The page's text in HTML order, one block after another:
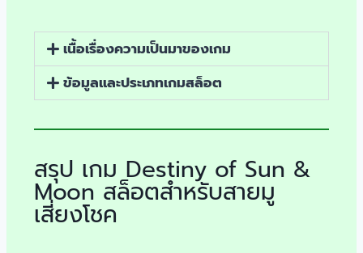
เนื้อเรื่องความเป็นมาของเกม
ข้อมูลและประเภทเกมสล็อต
สรุป เกม Destiny of Sun &
Moon สล็อตสำหรับสายมู
เสี่ยงโชค